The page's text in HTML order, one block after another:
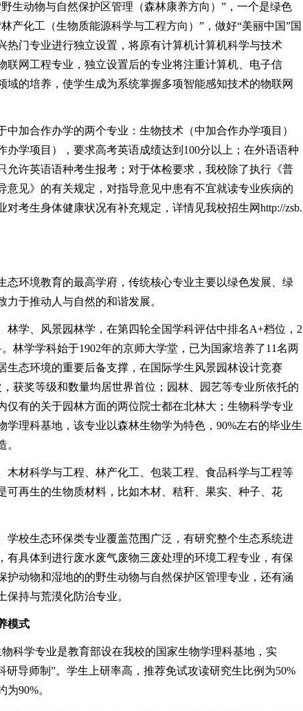
生动物与自然保护区管理（森林康养方向）”，一个是绿色
产化工（生物质能源科学与工程方向）”，做好“美丽中国”国
热门专业进行独立设置，将原有计算机计算机科学与技术
联网工程专业，独立设置后的专业将注重计算机、电子信
域的培养，使学生成为系统掌握多项智能感知技术的物联网
加合作办学的两个专业：生物技术（中加合作办学项目）
办学项目），要求高考英语成绩达到100分以上；在外语语种
允许英语语种考生报考；对于体检要求，我校除了执行《普
意见》的有关规定，对指导意见中患有不宜就读专业疾病的
对考生身体健康状况有补充规定，详情见我校招生网http://zsb.
环境教育的最高学府，传统核心专业主要以绿色发展、绿
于推动人与自然的和谐发展。
学、风景园林学，在第四轮全国学科评估中排名A+档位，2
林学学科始于1902年的京师大学堂，已为国家培养了11名两
生态环境的重要后备支撑，在国际学生风景园林设计竞赛
获奖等级和数量均居世界首位；园林、园艺等专业所依托的
仅有的关于园林方面的两位院士都在北林大；生物科学专业
学理科基地，该专业以森林生物学为特色，90%左右的毕业生
。
材科学与工程、林产化工、包装工程、食品科学与工程等
可再生的生物质材料，比如木材、秸秆、果实、种子、花
校生态环保类专业覆盖范围广泛，有研究整个生态系统进
有具体到进行废水废气废物三废处理的环境工程专业，有保
护动物和湿地的的野生动物与自然保护区管理专业，还有涵
保持与荒漠化防治专业。
模式
学专业是教育部设在我校的国家生物学理科基地，实
研导师制”。学生上研率高，推荐免试攻读研究生比例为50%
90%。